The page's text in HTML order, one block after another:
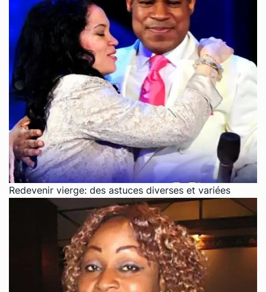
Redevenir vierge: des astuces diverses et variées